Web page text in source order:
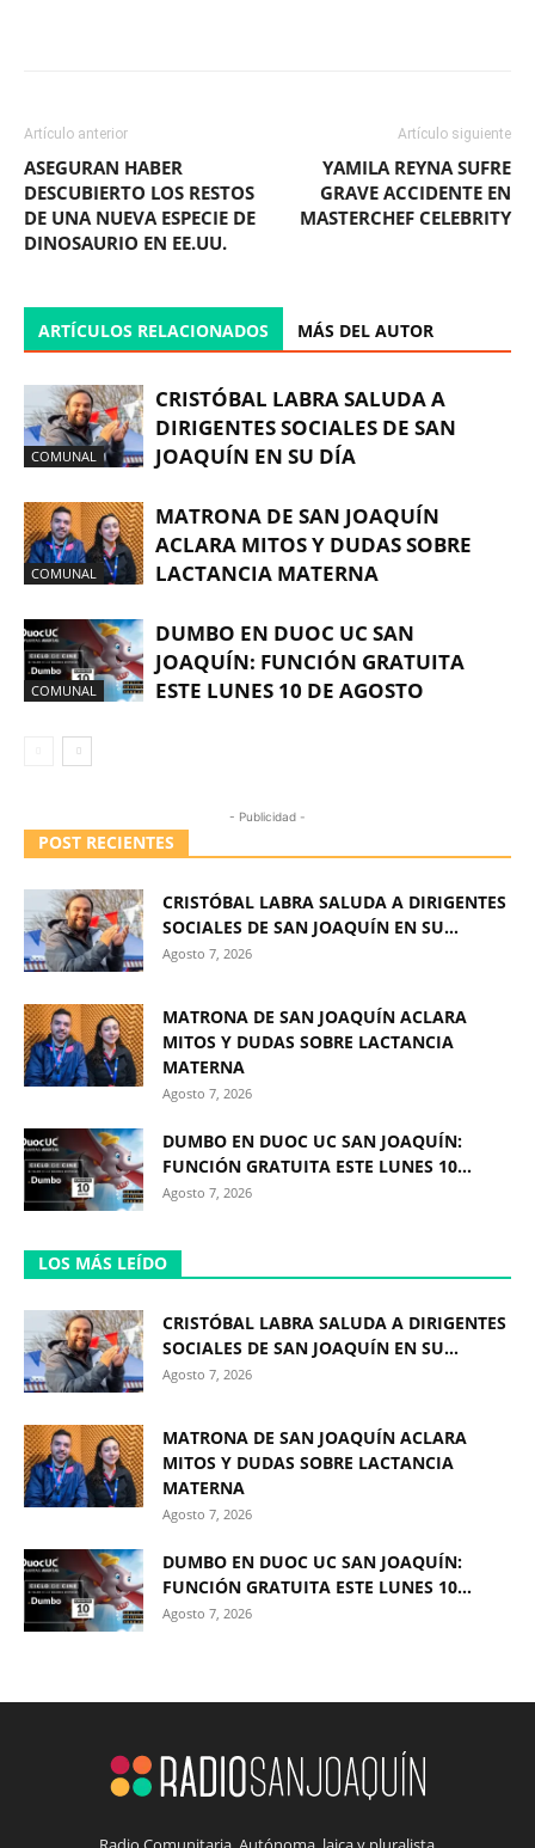
Artículo anterior
ASEGURAN HABER
DESCUBIERTO LOS RESTOS
DE UNA NUEVA ESPECIE DE
DINOSAURIO EN EE.UU.
Artículo siguiente
YAMILA REYNA SUFRE
GRAVE ACCIDENTE EN
MASTERCHEF CELEBRITY
ARTÍCULOS RELACIONADOS MÁS DEL AUTOR
COMUNAL
CRISTÓBAL LABRA SALUDA A
DIRIGENTES SOCIALES DE SAN
JOAQUÍN EN SU DÍA
COMUNAL
MATRONA DE SAN JOAQUÍN
ACLARA MITOS Y DUDAS SOBRE
LACTANCIA MATERNA
COMUNAL
DUMBO EN DUOC UC SAN
JOAQUÍN: FUNCIÓN GRATUITA
ESTE LUNES 10 DE AGOSTO
- Publicidad -
POST RECIENTES
CRISTÓBAL LABRA SALUDA A DIRIGENTES
SOCIALES DE SAN JOAQUÍN EN SU...
Agosto 7, 2026
MATRONA DE SAN JOAQUÍN ACLARA
MITOS Y DUDAS SOBRE LACTANCIA
MATERNA
Agosto 7, 2026
DUMBO EN DUOC UC SAN JOAQUÍN:
FUNCIÓN GRATUITA ESTE LUNES 10...
Agosto 7, 2026
LOS MÁS LEÍDO
CRISTÓBAL LABRA SALUDA A DIRIGENTES
SOCIALES DE SAN JOAQUÍN EN SU...
Agosto 7, 2026
MATRONA DE SAN JOAQUÍN ACLARA
MITOS Y DUDAS SOBRE LACTANCIA
MATERNA
Agosto 7, 2026
DUMBO EN DUOC UC SAN JOAQUÍN:
FUNCIÓN GRATUITA ESTE LUNES 10...
Agosto 7, 2026